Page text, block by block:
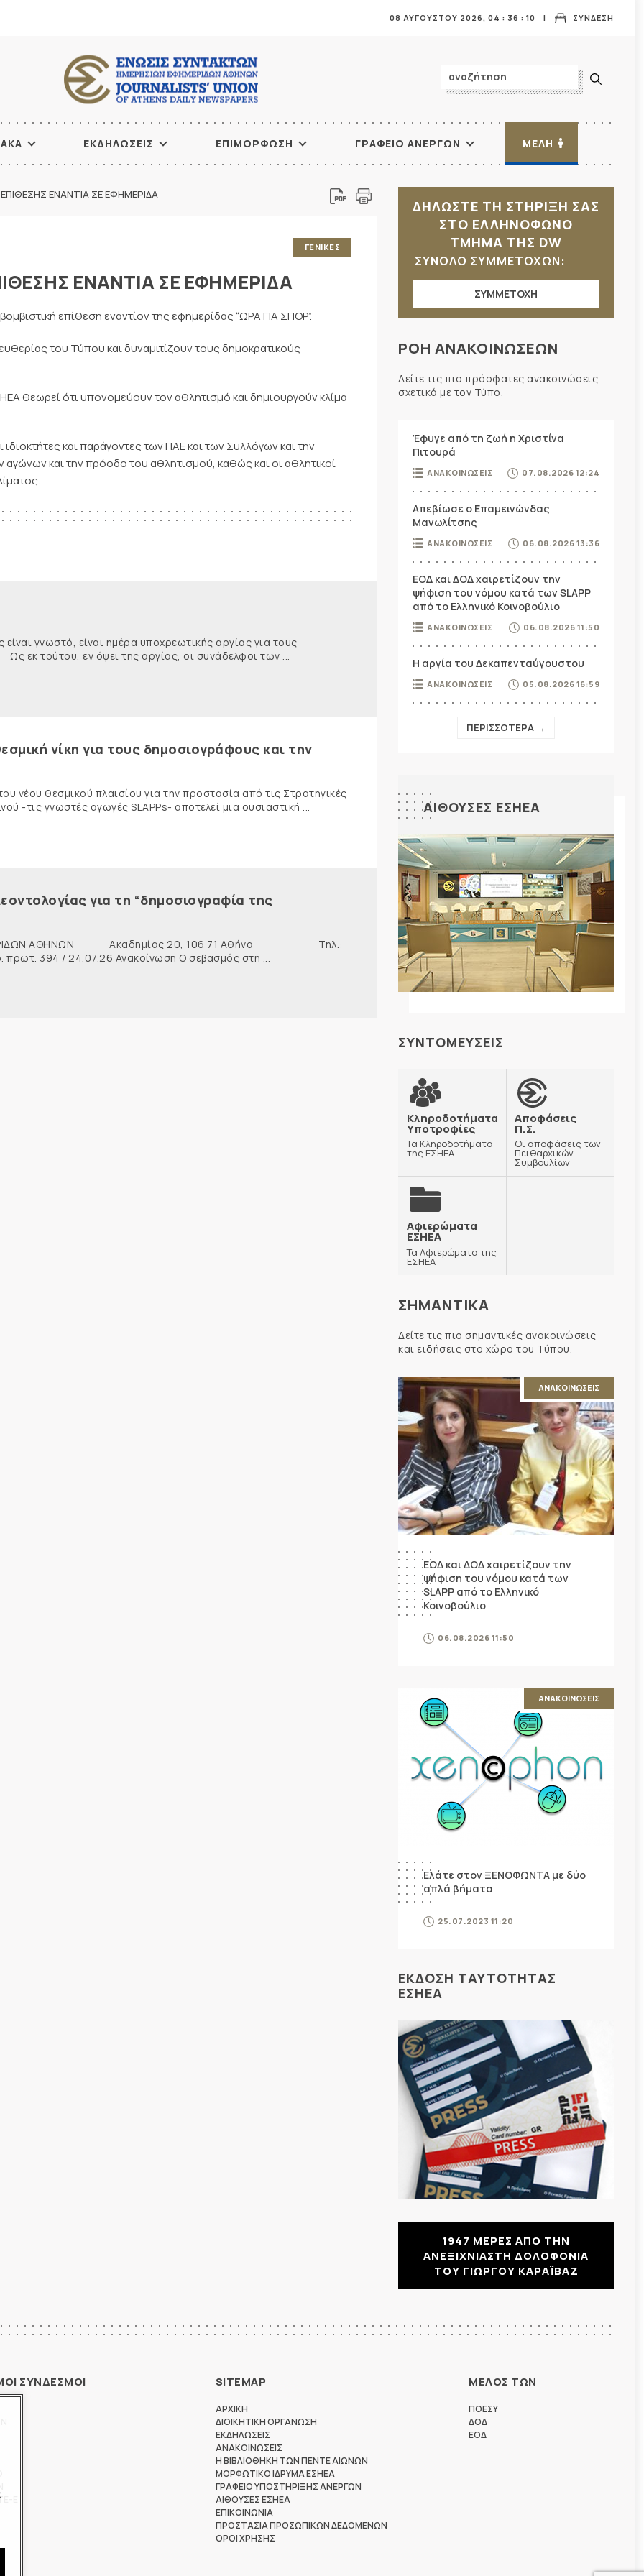
ΣΥΝΔΕΣΗ
08 ΑΥΓΟΥΣΤΟΥ 2026, 04 : 36 : 11
ΕΚΔΗΛΩΣΕΙΣ ΕΠΙΜΟΡΦΩΣΗ ΓΡΑΦΕΙΟ ΑΝΕΡΓΩΝ ΜΕΛΗ
ΕΝΑΝΤΙΑ ΣΕ ΕΦΗΜΕΡΙΔΑ
ΓΕΝΙΚΕΣ
ΕΝΑΝΤΙΑ ΣΕ ΕΦΗΜΕΡΙΔΑ
επίθεση εναντίον της εφημερίδας “ΩΡΑ ΓΙΑ ΣΠΟΡ”.
του Τύπου και δυναμιτίζουν τους δημοκρατικούς
θεωρεί ότι υπονομεύουν τον αθλητισμό και δημιουργούν κλίμα
και παράγοντες των ΠΑΕ και των Συλλόγων και την
και την πρόοδο του αθλητισμού, καθώς και οι αθλητικοί
γνωστό, είναι ημέρα υποχρεωτικής αργίας για τους
τούτου, εν όψει της αργίας, οι συνάδελφοι των ...
νίκη για τους δημοσιογράφους και την
νέου θεσμικού πλαισίου για την προστασία από τις Στρατηγικές
-τις γνωστές αγωγές SLAPPs- αποτελεί μια ουσιαστική ...
για τη “δημοσιογραφία της
ΑΘΗΝΩΝ Ακαδημίας 20, 106 71 Αθήνα Τηλ.:
394 / 24.07.26 Ανακοίνωση Ο σεβασμός στη ...
ΔΗΛΩΣΤΕ ΤΗ ΣΤΗΡΙΞΗ ΣΑΣ
ΣΤΟ ΕΛΛΗΝΟΦΩΝΟ
ΤΜΗΜΑ ΤΗΣ DW
ΣΥΝΟΛΟ ΣΥΜΜΕΤΟΧΩΝ:
ΣΥΜΜΕΤΟΧΗ
ΡΟΗ ΑΝΑΚΟΙΝΩΣΕΩΝ
Δείτε τις πιο πρόσφατες ανακοινώσεις
σχετικά με τον Τύπο.
Έφυγε από τη ζωή η Χριστίνα
Πιτουρά
ΑΝΑΚΟΙΝΩΣΕΙΣ 07.08.2026 12:24
Απεβίωσε ο Επαμεινώνδας
Μανωλίτσης
ΑΝΑΚΟΙΝΩΣΕΙΣ 06.08.2026 13:36
ΕΟΔ και ΔΟΔ χαιρετίζουν την
ψήφιση του νόμου κατά των SLAPP
από το Ελληνικό Κοινοβούλιο
ΑΝΑΚΟΙΝΩΣΕΙΣ 06.08.2026 11:50
Η αργία του Δεκαπενταύγουστου
ΑΝΑΚΟΙΝΩΣΕΙΣ 05.08.2026 16:59
ΠΕΡΙΣΣΟΤΕΡΑ →
ΑΙΘΟΥΣΕΣ ΕΣΗΕΑ
ΣΥΝΤΟΜΕΥΣΕΙΣ
Κληροδοτήματα
Υποτροφίες
Τα Κληροδοτήματα
της ΕΣΗΕΑ
Αποφάσεις
Π.Σ.
Οι αποφάσεις των
Πειθαρχικών
Συμβουλίων
Αφιερώματα
ΕΣΗΕΑ
Τα Αφιερώματα της
ΕΣΗΕΑ
ΣΗΜΑΝΤΙΚΑ
Δείτε τις πιο σημαντικές ανακοινώσεις
και ειδήσεις στο χώρο του Τύπου.
ΑΝΑΚΟΙΝΩΣΕΙΣ
ΕΟΔ και ΔΟΔ χαιρετίζουν την
ψήφιση του νόμου κατά των
SLAPP από το Ελληνικό
Κοινοβούλιο
06.08.2026 11:50
ΑΝΑΚΟΙΝΩΣΕΙΣ
Ελάτε στον ΞΕΝΟΦΩΝΤΑ με δύο
απλά βήματα
25.07.2023 11:20
ΕΚΔΟΣΗ ΤΑΥΤΟΤΗΤΑΣ
ΕΣΗΕΑ
1947 ΜΕΡΕΣ ΑΠΟ ΤΗΝ
ΑΝΕΞΙΧΝΙΑΣΤΗ ΔΟΛΟΦΟΝΙΑ
ΤΟΥ ΓΙΩΡΓΟΥ ΚΑΡΑΪΒΑΖ
ΣΥΝΔΕΣΜΟΙ
Ε
SITEMAP
ΑΡΧΙΚΗ
ΔΙΟΙΚΗΤΙΚΗ ΟΡΓΑΝΩΣΗ
ΕΚΔΗΛΩΣΕΙΣ
ΑΝΑΚΟΙΝΩΣΕΙΣ
Η ΒΙΒΛΙΟΘΗΚΗ ΤΩΝ ΠΕΝΤΕ ΑΙΩΝΩΝ
ΜΟΡΦΩΤΙΚΟ ΙΔΡΥΜΑ ΕΣΗΕΑ
ΓΡΑΦΕΙΟ ΥΠΟΣΤΗΡΙΞΗΣ ΑΝΕΡΓΩΝ
ΑΙΘΟΥΣΕΣ ΕΣΗΕΑ
ΕΠΙΚΟΙΝΩΝΙΑ
ΠΡΟΣΤΑΣΙΑ ΠΡΟΣΩΠΙΚΩΝ ΔΕΔΟΜΕΝΩΝ
ΟΡΟΙ ΧΡΗΣΗΣ
ΜΕΛΟΣ ΤΩΝ
ΠΟΕΣΥ
ΔΟΔ
ΕΟΔ